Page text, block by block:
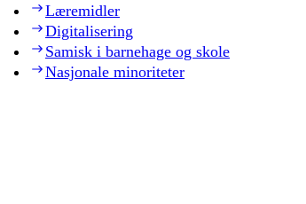
Læremidler
Digitalisering
Samisk i barnehage og skole
Nasjonale minoriteter